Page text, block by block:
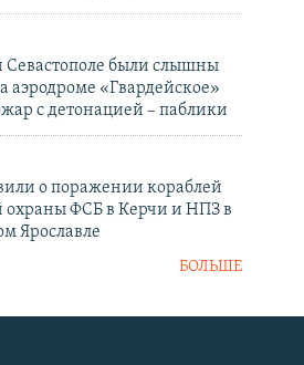
были слышны
аэродроме «Гвардейское»
с детонацией – паблики
о поражении кораблей
охраны ФСБ в Керчи и НПЗ в
Ярославле
БОЛЬШЕ